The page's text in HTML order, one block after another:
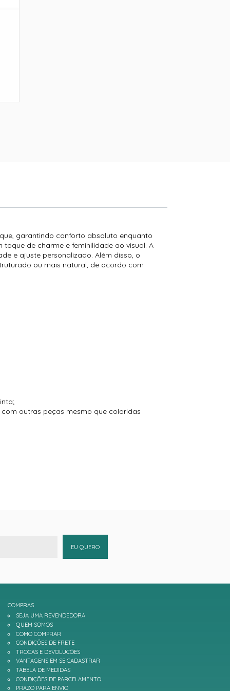
garantindo conforto absoluto enquanto
de charme e feminilidade ao visual. A
e ajuste personalizado. Além disso, o
ou mais natural, de acordo com
outras peças mesmo que coloridas
EU QUERO
COMPRAS
SEJA UMA REVENDEDORA
QUEM SOMOS
COMO COMPRAR
CONDIÇÕES DE FRETE
TROCAS E DEVOLUÇÕES
VANTAGENS EM SE CADASTRAR
TABELA DE MEDIDAS
CONDIÇÕES DE PARCELAMENTO
PRAZO PARA ENVIO